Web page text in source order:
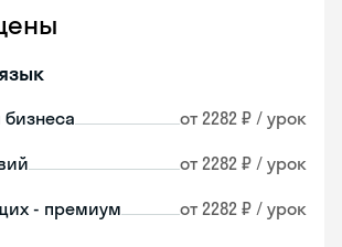
от 2282 ₽ / урок
от 2282 ₽ / урок
- премиум от 2282 ₽ / урок